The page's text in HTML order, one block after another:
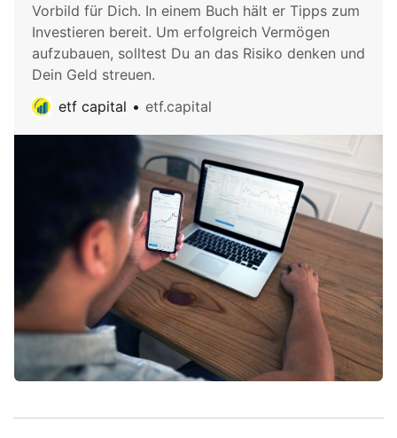
Vorbild für Dich. In einem Buch hält er Tipps zum
Investieren bereit. Um erfolgreich Vermögen
aufzubauen, solltest Du an das Risiko denken und
Dein Geld streuen.
etf capital
etf.capital